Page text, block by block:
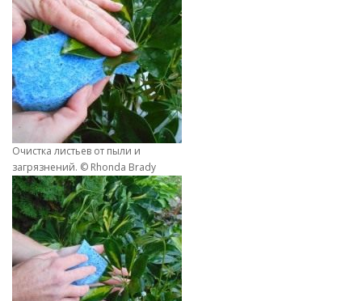
Очистка листьев от пыли и
загрязнений. © Rhonda Brady